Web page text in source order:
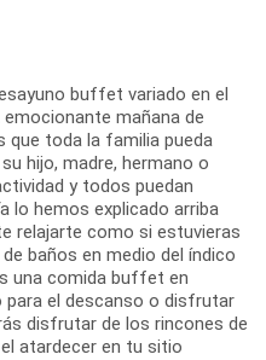
buffet variado en el
mañana de
que toda la familia pueda
hijo, madre, hermano o
y todos puedan
lo hemos explicado arriba
relajarte como si estuvieras
baños en medio del índico
una comida buffet en
el descanso o disfrutar
disfrutar de los rincones de
atardecer en tu sitio